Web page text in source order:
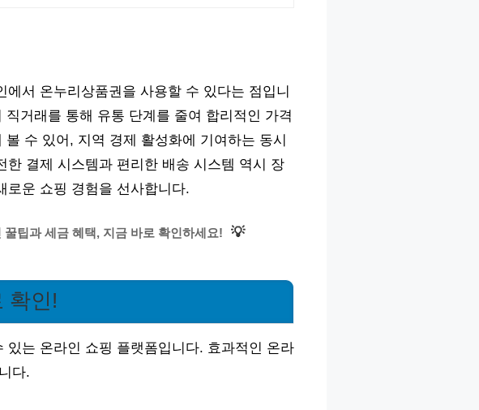
서 온누리상품권을 사용할 수 있다는 점입니
거래를 통해 유통 단계를 줄여 합리적인 가격
수 있어, 지역 경제 활성화에 기여하는 동시
결제 시스템과 편리한 배송 시스템 역시 장
로운 쇼핑 경험을 선사합니다.
팁과 세금 혜택, 지금 바로 확인하세요! 💡
확인!
는 온라인 쇼핑 플랫폼입니다. 효과적인 온라
다.